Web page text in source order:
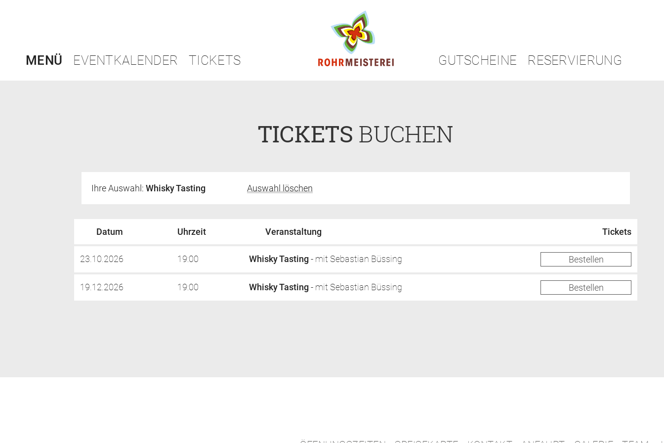
MENÜ EVENTKALENDER TICKETS GUTSCHEINE RESERVIERUNG
TICKETS BUCHEN
Ihre Auswahl: Whisky Tasting Auswahl löschen
Datum Uhrzeit Veranstaltung Tickets
23.10.2026 19:00 Whisky Tasting- mit Sebastian Büssing Bestellen
19.12.2026 19:00 Whisky Tasting- mit Sebastian Büssing Bestellen